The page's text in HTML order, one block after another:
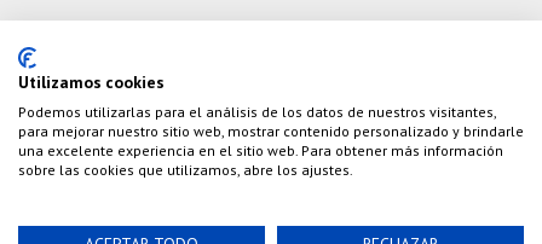
Teléfono: (+34) 626 495 499
E-Mail: info@cazaylibros.com
Utilizamos cookies
Podemos utilizarlas para el análisis de los datos de nuestros visitantes,
para mejorar nuestro sitio web, mostrar contenido personalizado y brindarle
una excelente experiencia en el sitio web. Para obtener más información
sobre las cookies que utilizamos, abre los ajustes.